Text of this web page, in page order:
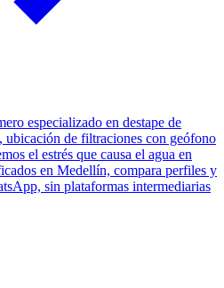
especializado en destape de
ubicación de filtraciones con geófono
el estrés que causa el agua en
en Medellín, compara perfiles y
sin plataformas intermediarias